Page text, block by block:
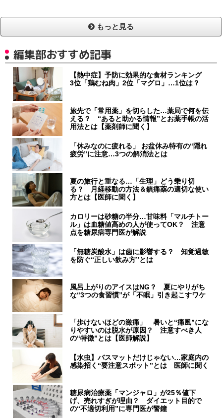
もっと見る
編集部おすすめ記事
【熱中症】予防に効果的な食材ランキング
3位「鶏むね肉」2位「マグロ」…1位は？
旅先で「常用薬」を切らした…薬局で何を伝
える？ “あると助かる情報”とお薬手帳の活
用法とは【薬剤師に聞く】
「休みなのに疲れる」 お盆休み特有の“隠れ
疲労”に注意…3つの解消法とは
夏の旅行と重なる…「生理」どう乗り切
る？ 月経移動の方法＆鎮痛薬の適切な使い
方とは【医師に聞く】
カロリーは砂糖の半分…甘味料「マルチトー
ル」は血糖値高めの人が使ってOK？ 注意
点を糖尿病専門医が解説
「無糖炭酸水」は歯に影響する？ 知覚過敏
を防ぐ“正しい飲み方”とは
風呂上がりのアイスはNG？ 夏にやりがち
な“3つの食習慣”が「不眠」引き起こすワケ
「歩けないほどの激痛」 暑いと“痛風”にな
りやすいのは脱水が原因？ 注意すべき人
の“特徴”とは【医師解説】
【水虫】バスマットだけじゃない…家庭内の
感染招く“要注意スポット”とは 医師に聞く
糖尿病治療薬「マンジャロ」が25％値下
げ、売れすぎが理由？ ダイエット目的で
の“不適切利用”に専門医が警鐘